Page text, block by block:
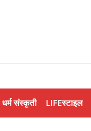
धर्म संस्कृती LIFEस्टाइल